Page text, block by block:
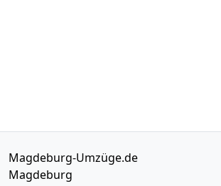
Magdeburg-Umzüge.de
Magdeburg